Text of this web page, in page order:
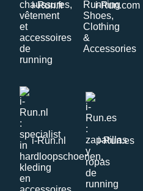
i-Run.fr i-Run.com
i-Run.nl i-Run.es